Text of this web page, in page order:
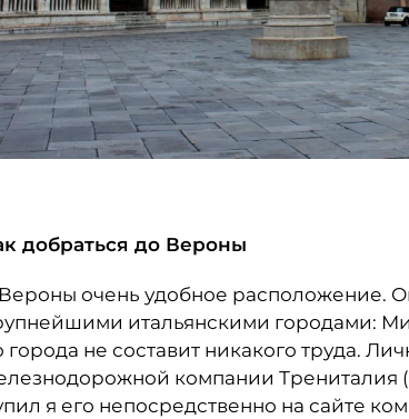
добраться до Вероны
очень удобное расположение.
итальянскими городами:
города не составит никакого труда.
компании Трениталия
я его непосредственно на сайте